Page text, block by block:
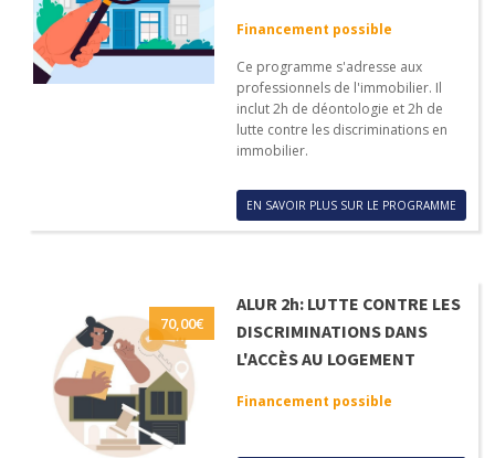
Financement possible
Ce programme s'adresse aux
professionnels de l'immobilier. Il
inclut 2h de déontologie et 2h de
lutte contre les discriminations en
immobilier.
EN SAVOIR PLUS SUR LE PROGRAMME
70,00€
ALUR 2h: LUTTE CONTRE LES
DISCRIMINATIONS DANS
L'ACCÈS AU LOGEMENT
Financement possible